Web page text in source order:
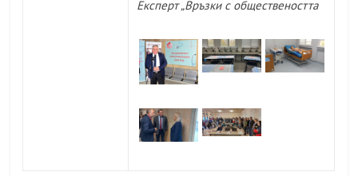
Експерт „Връзки с обществеността